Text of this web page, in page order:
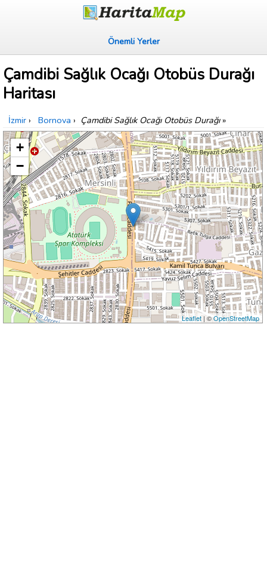
Önemli Yerler
Çamdibi Sağlık Ocağı Otobüs Durağı
Haritası
İzmir › Bornova › Çamdibi Sağlık Ocağı Otobüs Durağı»
+
−
Leaflet| ©OpenStreetMap